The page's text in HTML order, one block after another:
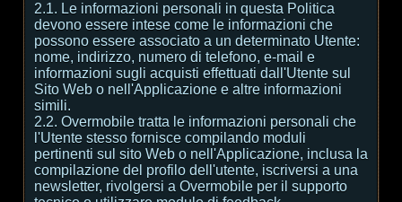
2.1. Le informazioni personali in questa Politica
devono essere intese come le informazioni che
possono essere associato a un determinato Utente:
nome, indirizzo, numero di telefono, e-mail e
informazioni sugli acquisti effettuati dall'Utente sul
Sito Web o nell'Applicazione e altre informazioni
simili.
2.2. Overmobile tratta le informazioni personali che
l'Utente stesso fornisce compilando moduli
pertinenti sul sito Web o nell'Applicazione, inclusa la
compilazione del profilo dell'utente, iscriversi a una
newsletter, rivolgersi a Overmobile per il supporto